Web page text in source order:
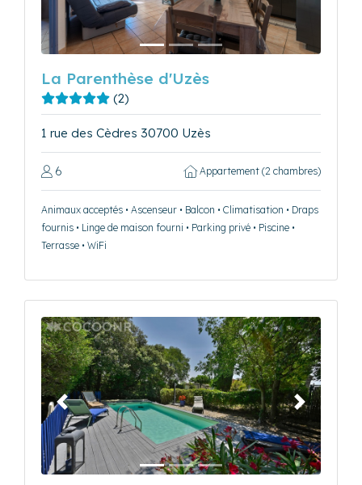
La Parenthèse d'Uzès
(2)
1 rue des Cèdres 30700 Uzès
6 Appartement (2 chambres)
Animaux acceptés • Ascenseur • Balcon • Climatisation • Draps
fournis • Linge de maison fourni • Parking privé • Piscine •
Terrasse • WiFi
Précédent Suivant